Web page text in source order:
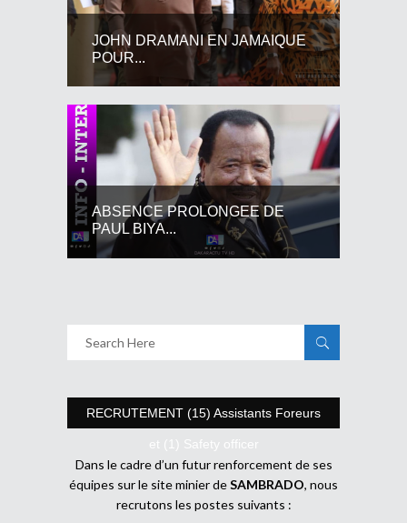
JOHN DRAMANI EN JAMAIQUE
POUR...
ABSENCE PROLONGEE DE
PAUL BIYA...
RECRUTEMENT (15) Assistants Foreurs
et (1) Safety officer
Dans le cadre d’un futur renforcement de ses
équipes sur le site minier deSAMBRADO, nous
recrutons les postes suivants :